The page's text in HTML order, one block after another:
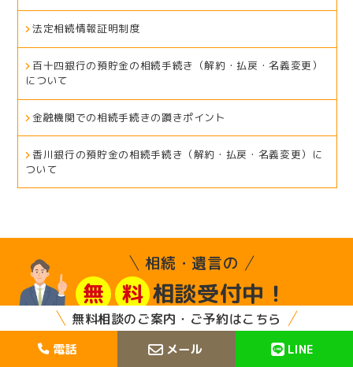
法定相続情報証明制度
百十四銀行の預貯金の相続手続き（解約・払戻・名義変更）
について
金融機関での相続手続きの躓きポイント
香川銀行の預貯金の相続手続き（解約・払戻・名義変更）に
ついて
相続・遺言の
無 料 相談受付中！
089-931-1240
9：00～17：00（要予約）
無料相談のご案内・ご予約はこちら
電話 メール LINE